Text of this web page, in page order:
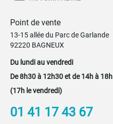
Point de vente
13-15 allée du Parc de Garlande
92220 BAGNEUX
Du lundi au vendredi
De 8h30 à 12h30 et de 14h à 18h
(17h le vendredi)
01 41 17 43 67